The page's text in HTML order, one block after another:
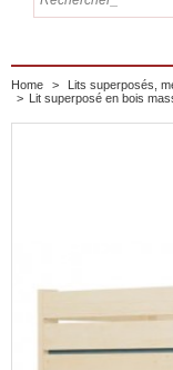
Home > Lits superposés,
> Lit superposé en bois